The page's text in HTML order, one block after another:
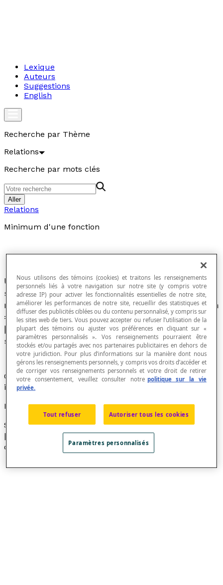
Lexique
Auteurs
Suggestions
English
Recherche par Thème
Relations
Recherche par mots clés
Aller
Relations
Minimum d'une fonction
Une fonction [latex]f[/latex] définie dans un
sous-ensemble E de nombres réels admet un
minimummen un point [latex]a[/latex] de E si
m
= [latex]f(a)[/latex] et si, quel que soit
[latex]x[/latex] de E, [latex]f(x)[/latex] est
supérieur ou égal à [latex]f(a)[/latex].
On dit alors quemest le minimum de l'ensemble des
images de [latex]f[/latex].
Exemple
Soit la fonction définie par [latex]f(x)[/latex] =
[latex]x^{2}[/latex]+ 4, représentée par la parabole ci-
dessous :
Nous utilisons des témoins (cookies) et traitons les renseignements
personnels liés à votre navigation sur notre site (y compris votre
adresse IP) pour activer les fonctionnalités essentielles de notre site,
améliorer les performances de notre site, recueillir des statistiques et
diffuser des publicités ciblées ou du contenu personnalisé, y compris sur
les sites web de tiers. Vous pouvez accepter ou refuser l’utilisation de la
plupart des témoins ou ajuster vos préférences en cliquant sur «
paramètres personnalisés ». Vos renseignements pourraient être
stockés et/ou partagés avec nos partenaires publicitaires en dehors de
votre juridiction. Pour plus d’informations sur la manière dont nous
gérons les renseignements personnels, y compris vos droits d’accéder et
de corriger vos renseignements personnels et votre droit de retirer
votre consentement, veuillez consulter notre politique sur la vie
privée.
Tout refuser Autoriser tous les cookies
Paramètres personnalisés